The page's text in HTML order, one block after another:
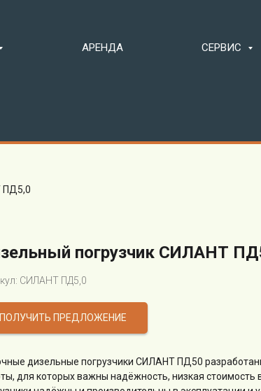
АРЕНДА СЕРВИС
погрузчик СИЛАНТ
СИЛАНТ ПД5,0
ПОЛУЧИТЬ ПРЕДЛОЖЕНИЕ
дизельные погрузчики СИЛАНТ ПД50
для которых важны надёжность, низкая стоимость